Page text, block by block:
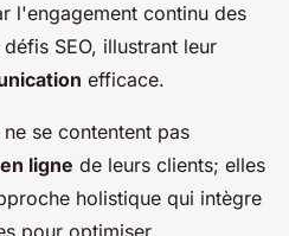
l'engagement continu des
SEO, illustrant leur
efficace.
se contentent pas
ligne de leurs clients; elles
holistique qui intègre